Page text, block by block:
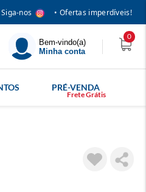
Siga-nos • Ofertas imperdíveis!
Bem-vindo(a)
Minha conta
0
PRÉ-VENDA